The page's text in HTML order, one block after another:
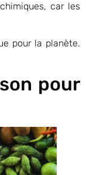
car les
pour la planète.
pour